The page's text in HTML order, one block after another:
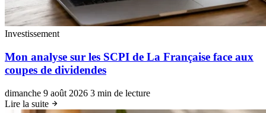
Investissement
Mon analyse sur les SCPI de La Française face aux
coupes de dividendes
dimanche 9 août 2026 3 min de lecture
Lire la suite